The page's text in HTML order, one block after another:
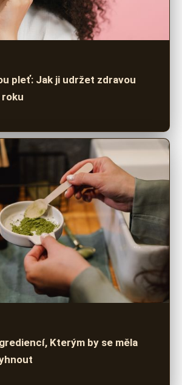
pleť: Jak ji udržet zdravou
Kterým by se měla